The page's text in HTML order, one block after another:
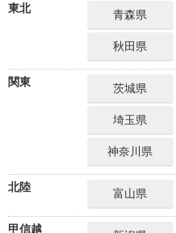
東北 青森県
秋田県
関東 茨城県
埼玉県
神奈川県
北陸 富山県
甲信越